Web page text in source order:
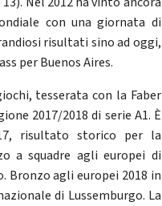
con una giornata di
risultati sino ad oggi,
per Buenos Aires.
tesserata con la Faber
2017/2018 di serie A1. È
risultato storico per la
a squadre agli europei di
Bronzo agli europei 2018 in
di Lussemburgo. La